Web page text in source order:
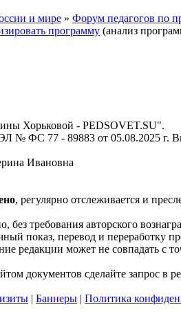
и мире » Форум педагогов по
программу (анализ
Хорьковой - PEDSOVET.SU".
№ ФС 77 - 89883 от 05.08.2025 г.
Ивановна
, регулярно отслеживается и
без требования авторского
показ, перевод и
редакции может не совпадать с
документов сделайте запрос в
| Баннеры | Политика